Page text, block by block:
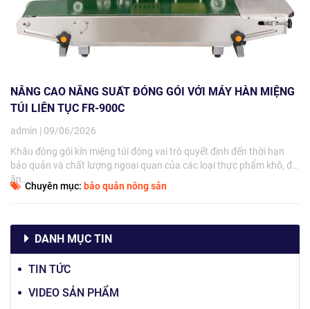
NÂNG CAO NĂNG SUẤT ĐÓNG GÓI VỚI MÁY HÀN MIỆNG
TÚI LIÊN TỤC FR-900C
admin | 09/06/2026
Khâu đóng gói kín miệng túi đóng vai trò quyết định đến thời hạn
bảo quản và chất lượng ngoại quan của các loại thực phẩm khô, đồ
ăn...
Chuyên mục: bảo quản nông sản
DANH MỤC TIN
TIN TỨC
VIDEO SẢN PHẨM